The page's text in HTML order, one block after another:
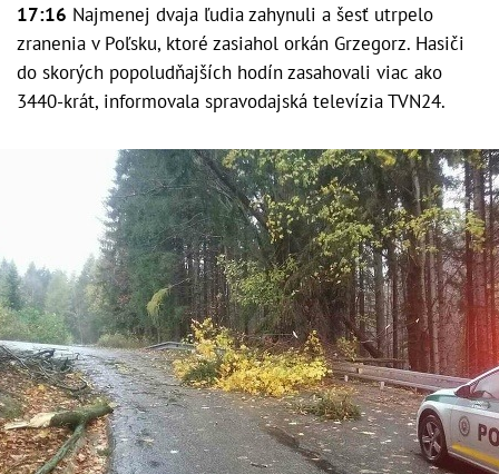
17:16 Najmenej dvaja ľudia zahynuli a šesť utrpelo
zranenia v Poľsku, ktoré zasiahol orkán Grzegorz. Hasiči
do skorých popoludňajších hodín zasahovali viac ako
3440-krát, informovala spravodajská televízia TVN24.